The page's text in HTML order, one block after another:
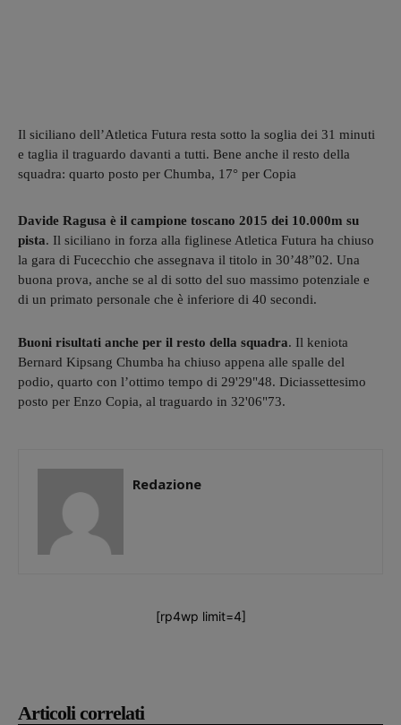
Articoli correlati
Il siciliano dell’Atletica Futura resta sotto la soglia dei 31 minuti
e taglia il traguardo davanti a tutti. Bene anche il resto della
squadra: quarto posto per Chumba, 17° per Copia
Davide Ragusa è il campione toscano 2015 dei 10.000m su
pista. Il siciliano in forza alla figlinese Atletica Futura ha chiuso
la gara di Fucecchio che assegnava il titolo in 30’48”02. Una
buona prova, anche se al di sotto del suo massimo potenziale e
di un primato personale che è inferiore di 40 secondi.
Buoni risultati anche per il resto della squadra. Il keniota
Bernard Kipsang Chumba ha chiuso appena alle spalle del
podio, quarto con l’ottimo tempo di 29'29"48. Diciassettesimo
posto per Enzo Copia, al traguardo in 32'06"73.
Redazione
[rp4wp limit=4]